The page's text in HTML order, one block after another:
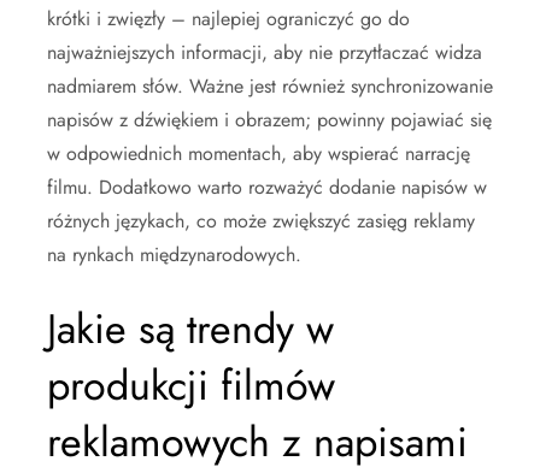
krótki i zwięzły – najlepiej ograniczyć go do
najważniejszych informacji, aby nie przytłaczać widza
nadmiarem słów. Ważne jest również synchronizowanie
napisów z dźwiękiem i obrazem; powinny pojawiać się
w odpowiednich momentach, aby wspierać narrację
filmu. Dodatkowo warto rozważyć dodanie napisów w
różnych językach, co może zwiększyć zasięg reklamy
na rynkach międzynarodowych.
Jakie są trendy w
produkcji filmów
reklamowych z napisami